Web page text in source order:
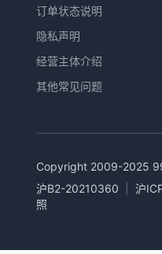
订单状态说明
隐私声明
经营主体介绍
其他常见问题
Copyright 2009-2025
沪B2-20210360
沪
照